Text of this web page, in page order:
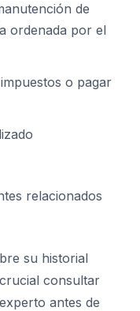
de
ordenada por el
o pagar
relacionados
su historial
consultar
antes de